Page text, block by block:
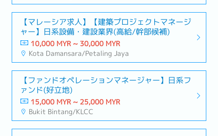
【マレーシア求人】【建築プロジェクトマネージ
ャー】日系設備・建設業界(高給/幹部候補)
10,000 MYR ~ 30,000 MYR
Kota Damansara/Petaling Jaya
【ファンドオペレーションマネージャー】日系フ
ァンド(好立地)
15,000 MYR ~ 25,000 MYR
Bukit Bintang/KLCC